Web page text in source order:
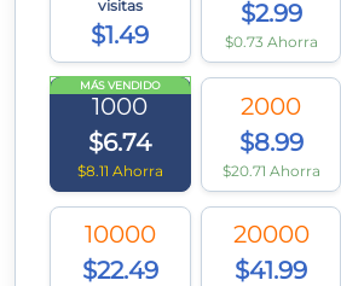
visitas
$1.49
$2.99
$0.73 Ahorra
MÁS VENDIDO
1000
$6.74
$8.11 Ahorra
2000
$8.99
$20.71 Ahorra
10000
$22.49
20000
$41.99